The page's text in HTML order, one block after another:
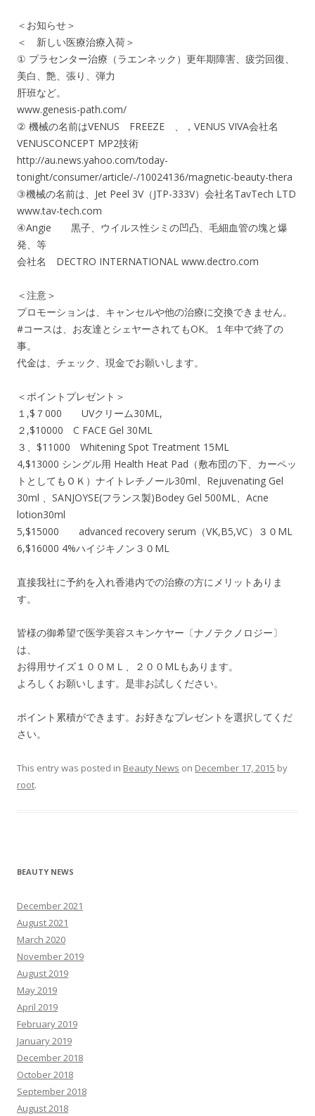
＜お知らせ＞
＜ 新しい医療治療入荷＞
① プラセンター治療（ラエンネック）更年期障害、疲労回復、
美白、艶、張り、弾力
肝班など。
www.genesis-path.com/
② 機械の名前はVENUS FREEZE 、，VENUS VIVA会社名
VENUSCONCEPT MP2技術
http://au.news.yahoo.com/today-
tonight/consumer/article/-/10024136/magnetic-beauty-thera
③機械の名前は、Jet Peel 3V（JTP-333V）会社名TavTech LTD
www.tav-tech.com
④Angie 黒子、ウイルス性シミの凹凸、毛細血管の塊と爆
発、等
会社名 DECTRO INTERNATIONAL www.dectro.com
＜注意＞
プロモーションは、キャンセルや他の治療に交換できません。
#コースは、お友達とシェヤーされてもOK。１年中で終了の
事。
代金は、チェック、現金でお願いします。
＜ポイントプレゼント＞
１,$７000 UVクリーム30ML,
２,$10000 C FACE Gel 30ML
３、$11000 Whitening Spot Treatment 15ML
4,$13000 シングル用 Health Heat Pad（敷布団の下、カーペッ
トとしてもＯＫ）ナイトレチノール30ml、Rejuvenating Gel
30ml 、SANJOYSE(フランス製)Bodey Gel 500ML、Acne
lotion30ml
5,$15000 advanced recovery serum（VK,B5,VC）３０ML
6,$16000 4%ハイジキノン３０ML
直接我社に予約を入れ香港内での治療の方にメリットありま
す。
皆様の御希望で医学美容スキンケヤー〔ナノテクノロジー〕
は、
お得用サイズ１００ＭＬ、２００MLもあります。
よろしくお願いします。是非お試しください。
ポイント累積ができます。お好きなプレゼントを選択してくだ
さい。
This entry was posted in Beauty News on December 17, 2015 by
root.
BEAUTY NEWS
December 2021
August 2021
March 2020
November 2019
August 2019
May 2019
April 2019
February 2019
January 2019
December 2018
October 2018
September 2018
August 2018